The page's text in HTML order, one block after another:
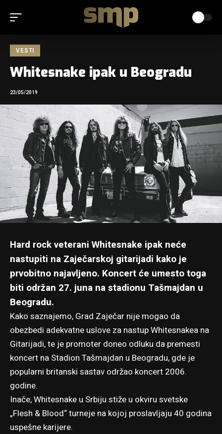
VESTI
Whitesnake ipak u Beogradu
23/05/2019
Hard rock veterani Whitesnake ipak neće
nastupiti na Zaječarskoj gitarijadi kako je
prvobitno najavljeno. Koncert će umesto toga
biti održan 27. juna na stadionu Tašmajdan u
Beogradu.
Kako saznajemo, Grad Zaječar nije mogao da
obezbedi adekvatne uslove za nastup Whitesnakea na
Gitarijadi, te je promoter doneo odluku da premesti
koncert na Stadion Tašmajdan u Beogradu, gde je
popularni britanski sastav održao koncert 2006.
godine.
Inače, Whitesnake u Srbiju stiže u okviru svetske
„Flesh & Blood“ turneje na kojoj proslavljaju 40 godina
uspešne karijere.